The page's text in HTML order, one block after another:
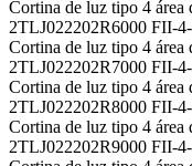
Cortina de luz tipo 4 área
2TLJ022202R6000 FII-
Cortina de luz tipo 4 área
2TLJ022202R7000 FII-
Cortina de luz tipo 4 área
2TLJ022202R8000 FII-
Cortina de luz tipo 4 área
2TLJ022202R9000 FII-